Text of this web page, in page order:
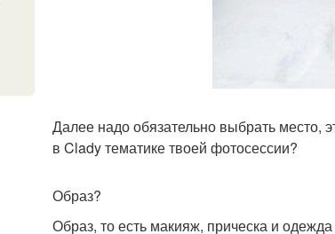
Далее надо обязательно выбрать место,
в Clady тематике твоей фотосессии?
Образ?
Образ, то есть макияж, прическа и